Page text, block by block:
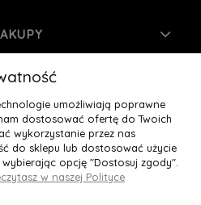
KONTO
NAS
umożliwiają poprawne
dostosować ofertę do Twoich
wykorzystanie przez nas
do sklepu lub dostosować użycie
opcję "Dostosuj zgody".
w naszej Polityce